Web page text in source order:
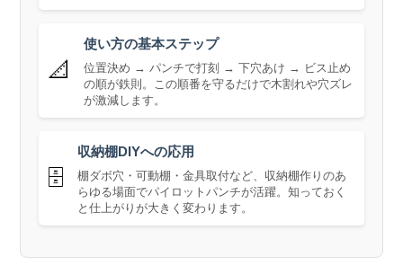
📐
使い方の基本ステップ
位置決め → パンチで打刻 → 下穴あけ → ビス止め
の順が鉄則。この順番を守るだけで木割れや穴ズレ
が激減します。
🗄️
収納棚DIYへの応用
棚ダボ穴・可動棚・金具取付など、収納棚作りのあ
らゆる場面でパイロットパンチが活躍。知っておく
と仕上がりが大きく変わります。